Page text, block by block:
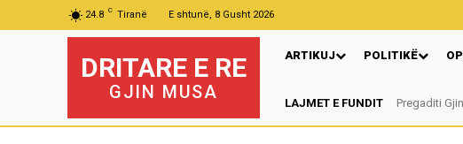
24.8 C Tiranë E shtunë, 8 Gusht 2026
DRITARE E RE
GJIN MUSA
ARTIKUJ POLITIKË
LAJMET E FUNDIT Pregaditi